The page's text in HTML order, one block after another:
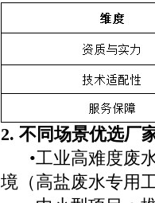
2. 不同场景优选厂
•工业高难度废
境（高盐废水专用